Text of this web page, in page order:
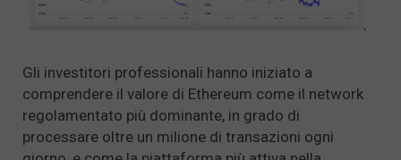
Gli investitori professionali hanno iniziato a
comprendere il valore di Ethereum come il network
regolamentato più dominante, in grado di
processare oltre un milione di transazioni ogni